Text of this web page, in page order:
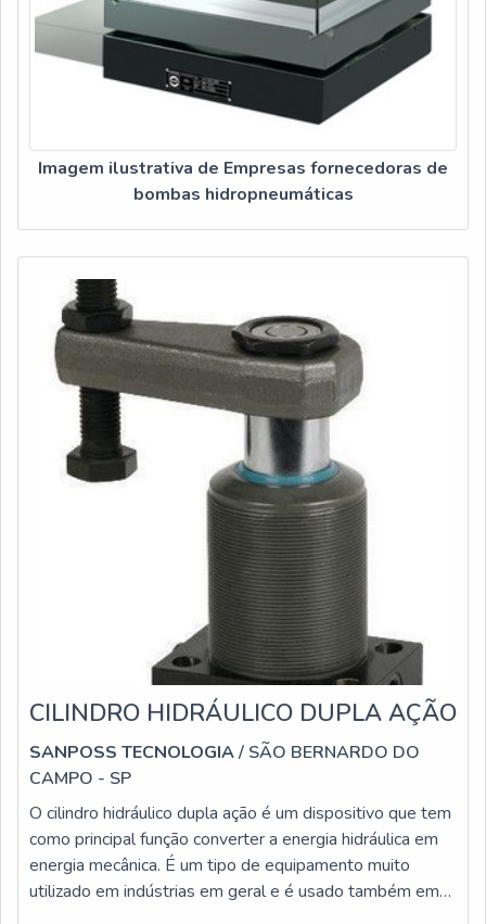
Imagem ilustrativa de Empresas fornecedoras de
bombas hidropneumáticas
CILINDRO HIDRÁULICO DUPLA AÇÃO
SANPOSS TECNOLOGIA/ SÃO BERNARDO DO
CAMPO - SP
O cilindro hidráulico dupla ação é um dispositivo que tem
como principal função converter a energia hidráulica em
energia mecânica. É um tipo de equipamento muito
utilizado em indústrias em geral e é usado também em